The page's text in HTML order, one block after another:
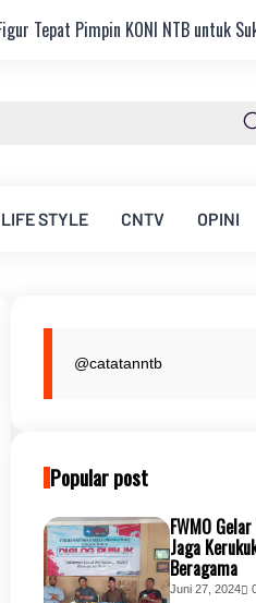
KONI NTB untuk Suksesi PON 2028
LIFE STYLE CNTV OPINI
@catatanntb
Popular post
FWMO
Jaga
Beragama
Juni 27, 2024